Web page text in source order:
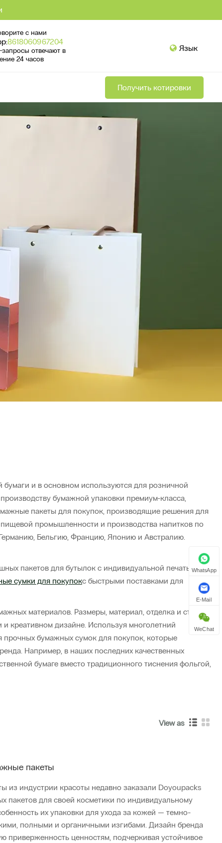
с нами
8618060967204
запросы отвечают в
24 часов
Язык
Получить котировки
и в основном используются для розничной
бумажной упаковки премиум-класса,
пакеты для покупок, производящие решения для
промышленности и производства напитков по
Германию, Бельгию, Францию, Японию и Австралию.
пакетов для бутылок с индивидуальной печатью. На
сумки для покупокс быстрыми поставками для
материалов. Размеры, материал, отделка и стиль
креативном дизайне. Используя многолетний
прочных бумажных сумок для покупок, которые
Например, в наших последних качественных
бумаге вместо традиционного тиснения фольгой,
View as
пакеты
из индустрии красоты недавно заказали Doyoupacks
пакетов для своей косметики по индивидуальному
их упаковки для ухода за кожей — темно-
полными и органичными изгибами. Дизайн бренда
приверженность ценностям, подчеркивая устойчивое
WhatsApp
E-Mail
WeChat